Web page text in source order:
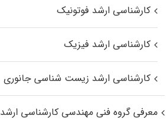
کارشناسی ارشد فوتونیک
کارشناسی ارشد فیزیک
کارشناسی ارشد زیست‌ شناسی جانوری
معرفی گروه فنی مهندسی کارشناسی ارشد